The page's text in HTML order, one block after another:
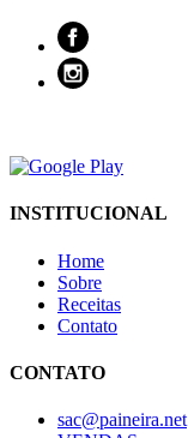
INSTITUCIONAL
Home
Sobre
Receitas
Contato
CONTATO
sac@paineira.net